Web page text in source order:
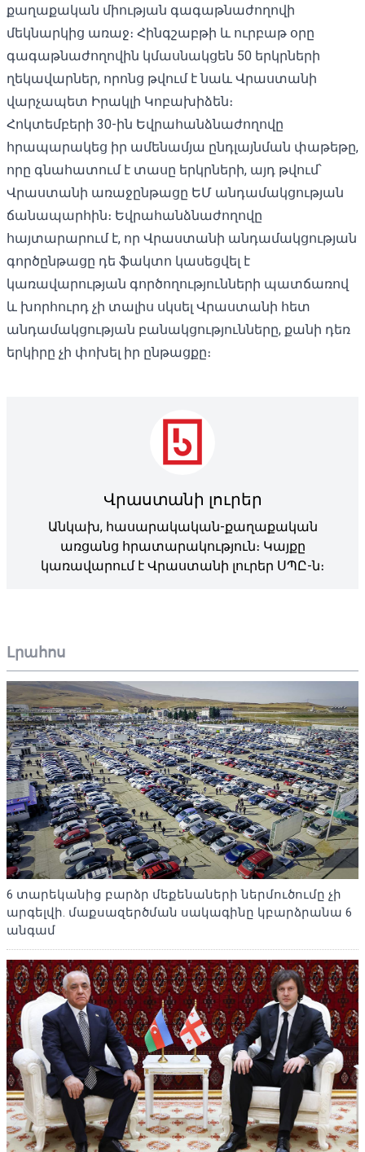
Լրահոս
6 տարեկանից բարձր մեքենաների ներմուծումը չի
արգելվի. մաքսազերծման սակագինը կբարձրանա 6
անգամ
քաղաքական միության գագաթնաժողովի
մեկնարկից առաջ։ Հինգշաբթի և ուրբաթ օրը
գագաթնաժողովին կմասնակցեն 50 երկրների
ղեկավարներ, որոնց թվում է նաև Վրաստանի
վարչապետ Իրակլի Կոբախիձեն։
Հոկտեմբերի 30-ին Եվրահանձնաժողովը
հրապարակեց իր ամենամյա ընդլայնման փաթեթը,
որը գնահատում է տասը երկրների, այդ թվում՝
Վրաստանի առաջընթացը ԵՄ անդամակցության
ճանապարհին։ Եվրահանձնաժողովը
հայտարարում է, որ Վրաստանի անդամակցության
գործընթացը դե ֆակտո կասեցվել է
կառավարության գործողությունների պատճառով
և խորհուրդ չի տալիս սկսել Վրաստանի հետ
անդամակցության բանակցությունները, քանի դեռ
երկիրը չի փոխել իր ընթացքը։
Վրաստանի լուրեր
Անկախ, հասարակական-քաղաքական
առցանց հրատարակություն։ Կայքը
կառավարում է Վրաստանի լուրեր ՍՊԸ-ն։